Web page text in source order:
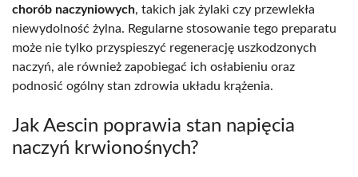
chorób naczyniowych, takich jak żylaki czy przewlekła
niewydolność żylna. Regularne stosowanie tego preparatu
może nie tylko przyspieszyć regenerację uszkodzonych
naczyń, ale również zapobiegać ich osłabieniu oraz
podnosić ogólny stan zdrowia układu krążenia.
Jak Aescin poprawia stan napięcia
naczyń krwionośnych?